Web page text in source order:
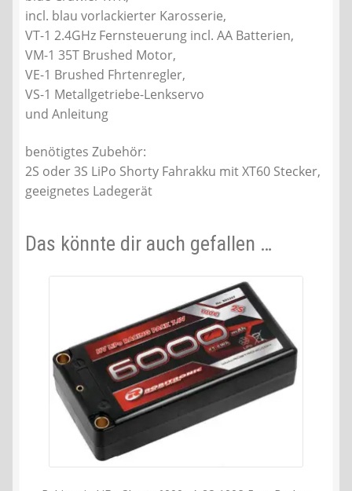
incl. blau vorlackierter Karosserie,
VT-1 2.4GHz Fernsteuerung incl. AA Batterien,
VM-1 35T Brushed Motor,
VE-1 Brushed Fhrtenregler,
VS-1 Metallgetriebe-Lenkservo
und Anleitung
benötigtes Zubehör:
2S oder 3S LiPo Shorty Fahrakku mit XT60 Stecker,
geeignetes Ladegerät
Das könnte dir auch gefallen …